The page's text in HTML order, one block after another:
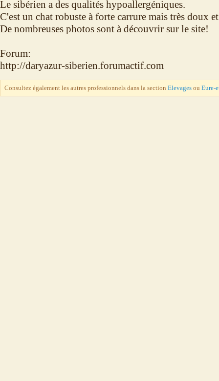
Le sibérien a des qualités hypoallergéniques.
C'est un chat robuste à forte carrure mais très doux
De nombreuses photos sont à découvrir sur le site!
Forum:
http://daryazur-siberien.forumactif.com
Consultez également les autres professionnels dans la section Elevages ou Eure-